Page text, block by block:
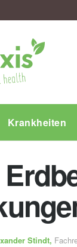
Krankheiten
Stindt,